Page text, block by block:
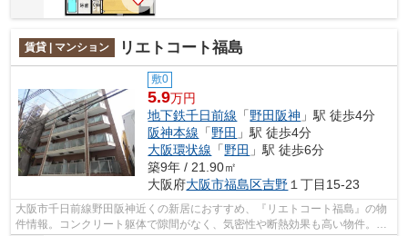
賃貸 | マンション リエトコート福島
敷0
5.9万円
地下鉄千日前線 「野田阪神 」駅 徒歩4分
阪神本線 「野田 」駅 徒歩4分
大阪環状線 「野田 」駅 徒歩6分
築9年 / 21.90㎡
大阪府大阪市福島区吉野 １丁目15-23
大阪市千日前線野田阪神近くの新居におすすめ、『リエトコート福島』の物
件情報。コンクリート躯体で隙間がなく、気密性や断熱効果も高い物件。駅